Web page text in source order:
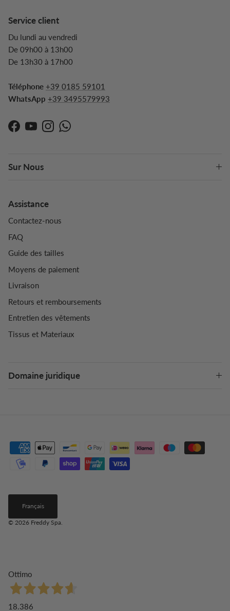
Service client
Du lundi au vendredi
De 09h00 à 13h00
De 13h30 à 17h00
Téléphone +39 0185 59101
WhatsApp +39 3495579993
Facebook
YouTubeInstagramWhatsApp
Sur Nous
Assistance
Contactez-nous
FAQ
Guide des tailles
Moyens de paiement
Livraison
Retours et remboursements
Entretien des vêtements
Tissus et Materiaux
Domaine juridique
Français
© 2026 Freddy Spa.
Ottimo
18.386